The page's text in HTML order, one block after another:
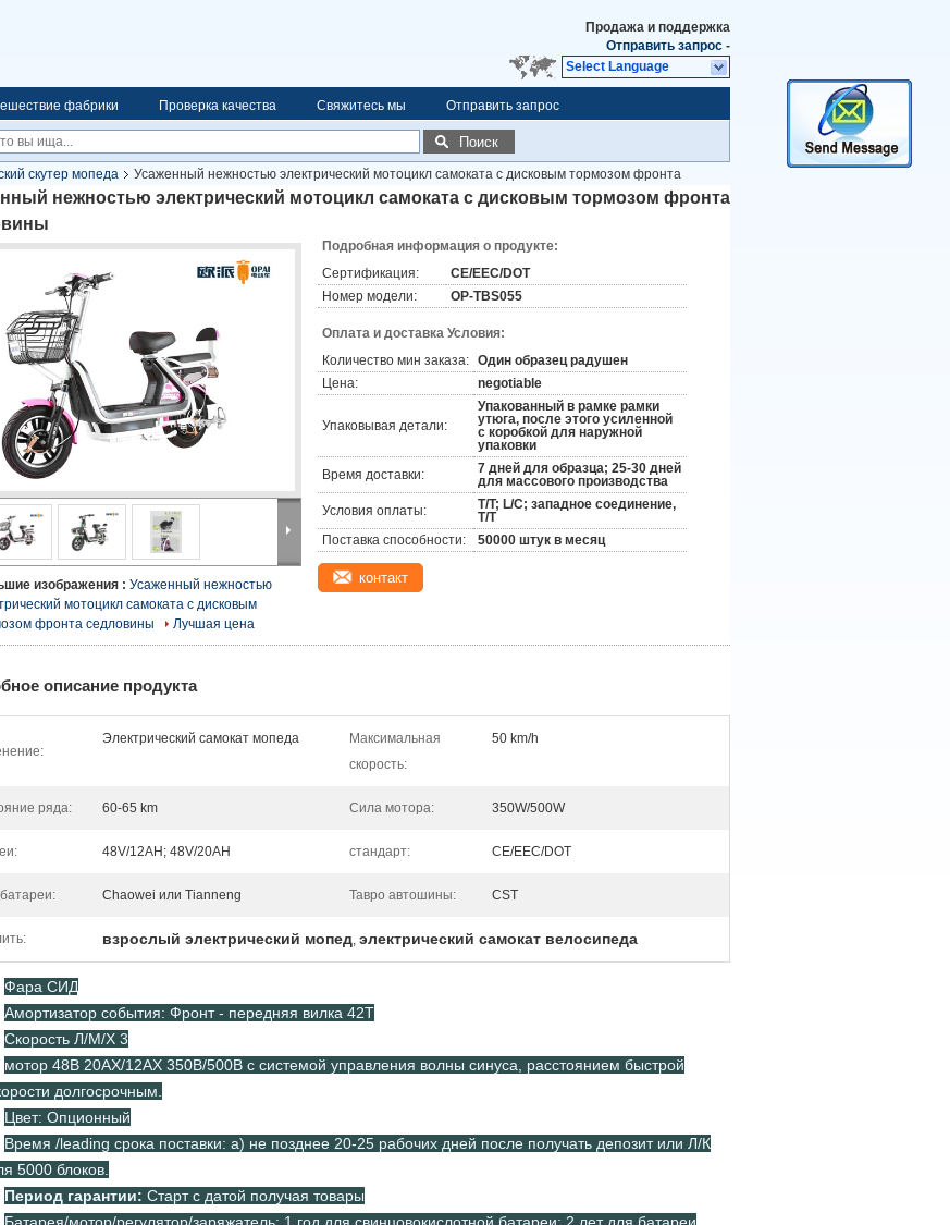
Продажа и поддержка
Отправить запрос -
Select Language
фабрики Проверка качества Свяжитесь мы Отправить запрос
Поиск
скутер мопеда
Усаженный нежностью электрический мотоцикл самоката с дисковым тормозом фронта
нежностью электрический мотоцикл самоката с дисковым тормозом фронта
изображения : Усаженный нежностью
мотоцикл самоката с дисковым
фронта седловины
Лучшая цена
Подробная информация о продукте:
Сертификация:
CE/EEC/DOT
Номер модели:
OP-TBS055
Оплата и доставка Условия:
Количество мин заказа: Один образец радушен
Цена:
negotiable
Упаковывая детали:
Упакованный в рамке рамки
утюга, после этого усиленной
с коробкой для наружной
упаковки
Время доставки:
7 дней для образца; 25-30 дней
для массового производства
Условия оплаты:
T/T; L/C; западное соединение,
T/T
Поставка способности:
50000 штук в месяц
контакт
описание продукта
Электрический самокат мопеда
Максимальная
скорость:
50 km/h
ряда: 60-65 km Сила мотора: 350W/500W
48V/12AH; 48V/20AH стандарт: CE/EEC/DOT
Chaowei или Tianneng Тавро автошины: CST
взрослый электрический мопед, электрический самокат велосипеда
Фара СИД
Амортизатор события: Фронт - передняя вилка 42Т
Скорость Л/М/Х 3
мотор 48В 20АХ/12АХ 350В/500В с системой управления волны синуса, расстоянием быстрой
долгосрочным.
Цвет: Опционный
Время /leading срока поставки: а) не позднее 20-25 рабочих дней после получать депозит или Л/К
5000 блоков.
Период гарантии: Старт с датой получая товары